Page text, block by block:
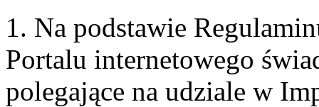
1. Na podstawie
Portalu internetowego
polegające na udziale w